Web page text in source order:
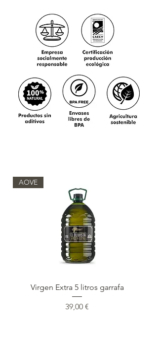
AOVE
Virgen Extra 5 litros garrafa
Precio
39,00 €